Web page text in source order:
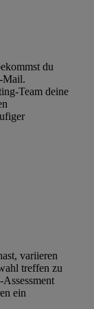
du
Mail.
Team deine
variieren
treffen zu
ein
Ihre IP-Adresse
und einer
für Utiq erstellt.
und
wiedererkannt
unteren Ende
Informationen
nur den Einsatz